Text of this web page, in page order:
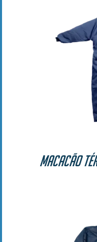
Macacão